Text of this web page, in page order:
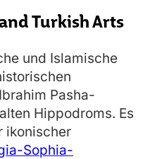
Turkish Arts
und Islamische
Pasha-
Hippodroms. Es
ikonischer
Sophia-